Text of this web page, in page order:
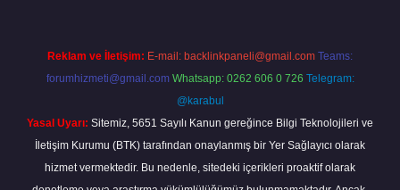
Reklam ve İletişim: E-mail: backlinkpaneli@gmail.com Teams:
forumhizmeti@gmail.com Whatsapp: 0262 606 0 726 Telegram:
@karabul
Yasal Uyarı: Sitemiz, 5651 Sayılı Kanun gereğince Bilgi Teknolojileri ve
İletişim Kurumu (BTK) tarafından onaylanmış bir Yer Sağlayıcı olarak
hizmet vermektedir. Bu nedenle, sitedeki içerikleri proaktif olarak